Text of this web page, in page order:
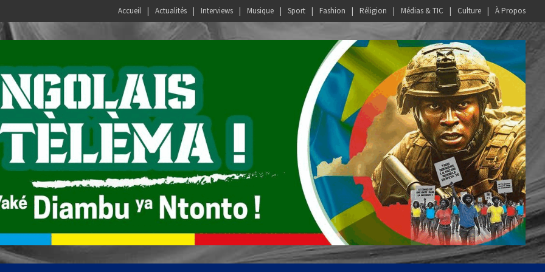
Accueil Actualités Interviews Musique Sport Fashion Réligion Médias & TIC Culture À Propos